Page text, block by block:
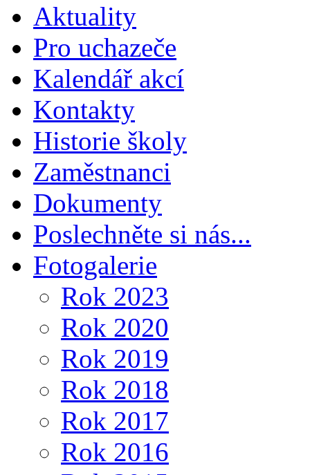
Aktuality
Pro uchazeče
Kalendář akcí
Kontakty
Historie školy
Zaměstnanci
Dokumenty
Poslechněte si nás...
Fotogalerie
Rok 2023
Rok 2020
Rok 2019
Rok 2018
Rok 2017
Rok 2016